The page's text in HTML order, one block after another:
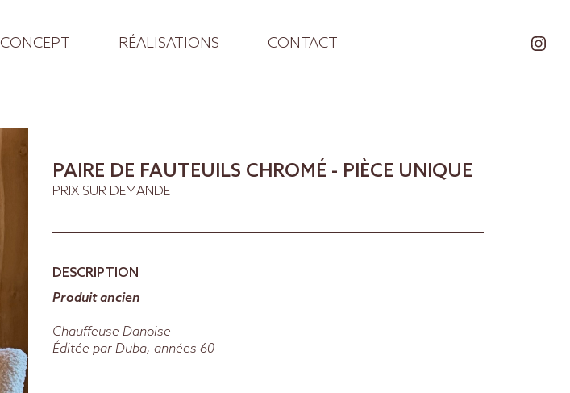
CONCEPT RÉALISATIONS CONTACT
PAIRE DE FAUTEUILS CHROMÉ - PIÈCE UNIQUE
PRIX SUR DEMANDE
DESCRIPTION
Produit ancien
Chauffeuse Danoise
Éditée par Duba, années 60